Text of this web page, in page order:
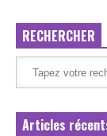
RECHERCHER
Articles